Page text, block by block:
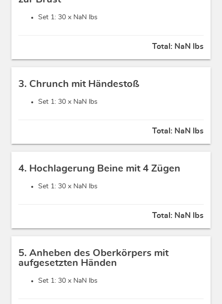
Set 1: 30 x NaN lbs
Total: NaN lbs
3. Chrunch mit Händestoß
Set 1: 30 x NaN lbs
Total: NaN lbs
4. Hochlagerung Beine mit 4 Zügen
Set 1: 30 x NaN lbs
Total: NaN lbs
5. Anheben des Oberkörpers mit
aufgesetzten Händen
Set 1: 30 x NaN lbs